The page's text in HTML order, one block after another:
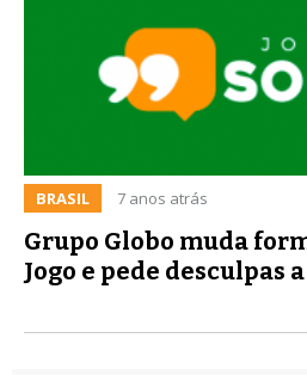
BRASIL 7 anos atrás
Grupo Globo muda
Jogo e pede desculpas